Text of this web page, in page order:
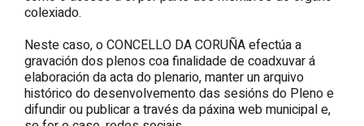
colexiado.
Neste caso, o CONCELLO DA CORUÑA efectúa a
gravación dos plenos coa finalidade de coadxuvar á
elaboración da acta do plenario, manter un arquivo
histórico do desenvolvemento das sesións do Pleno e
difundir ou publicar a través da páxina web municipal e,